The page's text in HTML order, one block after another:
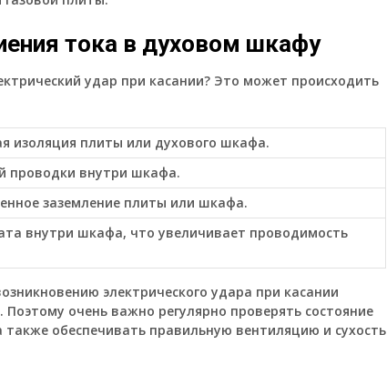
тока в духовом шкафу
удар при касании? Это может происходить
изоляция плиты или духового шкафа.
проводки внутри шкафа.
заземление плиты или шкафа.
внутри шкафа, что увеличивает проводимость
электрического удара при касании
очень важно регулярно проверять состояние
также обеспечивать правильную вентиляцию и сухость